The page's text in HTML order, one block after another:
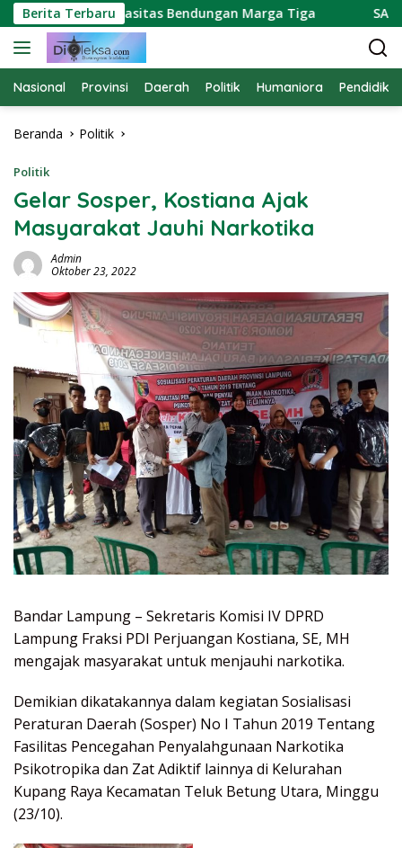
Langsung
ke
konten
Berita Terbaru
Soroti Kapasitas Bendungan Marga Tiga SATPAM
Nasional Provinsi Daerah Politik Humaniora
Beranda Politik
Politik
Gelar Sosper, Kostiana Ajak
Masyarakat Jauhi Narkotika
Admin
Oktober 23, 2022
Bandar Lampung – Sekretaris Komisi IV DPRD
Lampung Fraksi PDI Perjuangan Kostiana, SE, MH
mengajak masyarakat untuk menjauhi narkotika.
Demikian dikatakannya dalam kegiatan Sosialisasi
Peraturan Daerah (Sosper) No I Tahun 2019 Tentang
Fasilitas Pencegahan Penyalahgunaan Narkotika
Psikotropika dan Zat Adiktif lainnya di Kelurahan
Kupang Raya Kecamatan Teluk Betung Utara, Minggu
(23/10).